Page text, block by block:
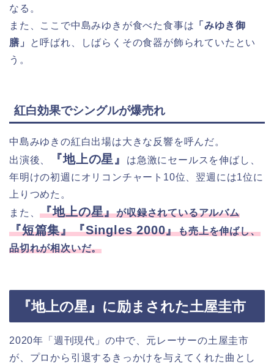
なる。
また、ここで中島みゆきが食べた食事は 「みゆき御
膳」
と呼ばれ、しばらくその食器が飾られていたとい
う。
紅白効果でシングルが爆売れ
中島みゆきの紅白出場は大きな反響を呼んだ。
出演後、
『地上の星』
は急激にセールスを伸ばし、
年明けの初週にオリコンチャート10位、翌週には1位に
上りつめた。
また、『地上の星』が収録されているアルバム
『短篇集』『Singles 2000』も売上を伸ばし、
品切れが相次いだ。
『地上の星』に励まされた土屋圭市
2020年「週刊現代」の中で、元レーサーの土屋圭市
が、プロから引退するきっかけを与えてくれた曲とし